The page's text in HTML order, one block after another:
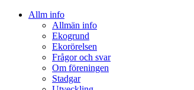
Allm info
Allmän info
Ekogrund
Ekorörelsen
Frågor och svar
Om föreningen
Stadgar